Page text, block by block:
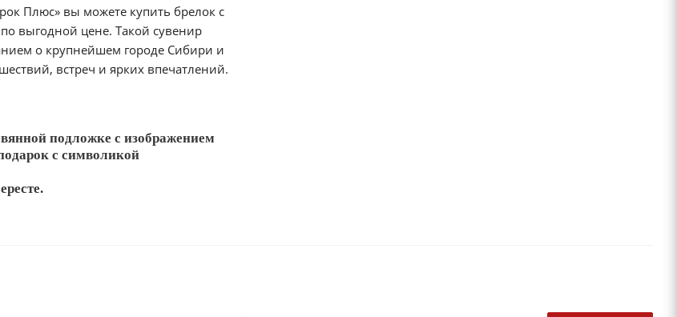
Плюс» вы можете купить брелок с
выгодной цене. Такой сувенир
о крупнейшем городе Сибири и
встреч и ярких впечатлений.
подложке с изображением
с символикой